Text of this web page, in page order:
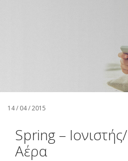
14 / 04 / 2015
Spring –
Αέρα